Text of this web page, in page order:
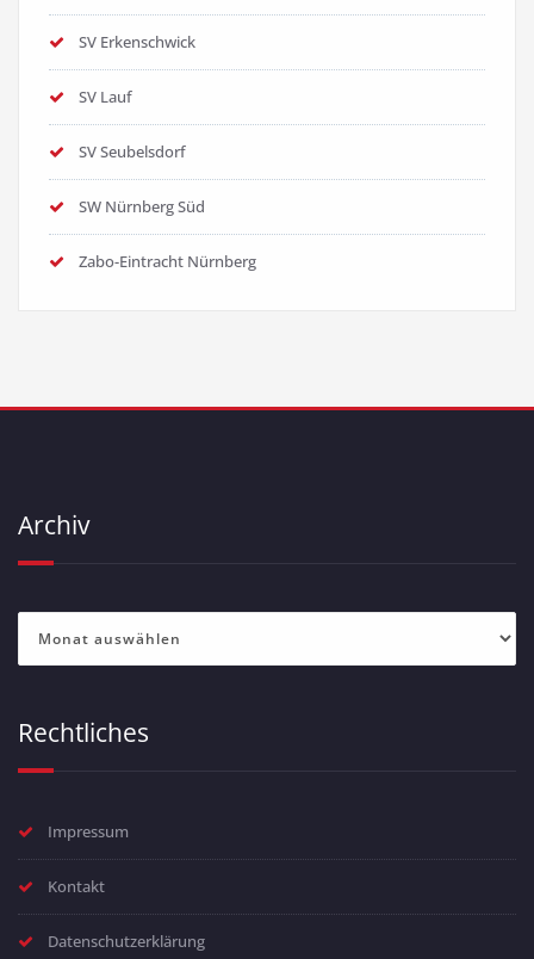
SV Erkenschwick
SV Lauf
SV Seubelsdorf
SW Nürnberg Süd
Zabo-Eintracht Nürnberg
Archiv
Rechtliches
Impressum
Kontakt
Datenschutzerklärung